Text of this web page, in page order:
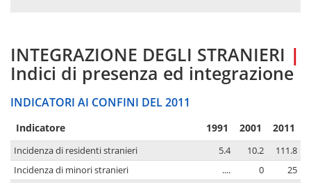
INTEGRAZIONE DEGLI STRANIERI |
Indici di presenza ed integrazione
INDICATORI AI CONFINI DEL 2011
Indicatore 1991 2001 2011
Incidenza di residenti stranieri 5.4 10.2
111.8
Incidenza di minori stranieri
.... 0
25